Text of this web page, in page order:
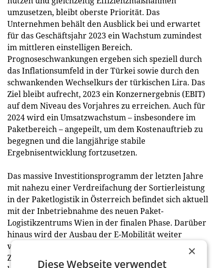
umzusetzen, bleibt oberste Priorität. Das
Unternehmen behält den Ausblick bei und erwartet
für das Geschäftsjahr 2023 ein Wachstum zumindest
im mittleren einstelligen Bereich.
Prognoseschwankungen ergeben sich speziell durch
das Inflationsumfeld in der Türkei sowie durch den
schwankenden Wechselkurs der türkischen Lira. Das
Ziel bleibt aufrecht, 2023 ein Konzernergebnis (EBIT)
auf dem Niveau des Vorjahres zu erreichen. Auch für
2024 wird ein Umsatzwachstum – insbesondere im
Paketbereich – angepeilt, um dem Kostenauftrieb zu
begegnen und die langjährige stabile
Ergebnisentwicklung fortzusetzen.
Das massive Investitionsprogramm der letzten Jahre
mit nahezu einer Verdreifachung der Sortierleistung
in der Paketlogistik in Österreich befindet sich aktuell
mit der Inbetriebnahme des neuen Paket-
Logistikzentrums Wien in der finalen Phase. Darüber
hinaus wird der Ausbau der E-Mobilität weiter
vorangetrieben, mit dem Ziel, 2030 eine CO2-freie
Zustellung in Österreich zu schaffen. „Wir sind
×
Diese Webseite verwendet